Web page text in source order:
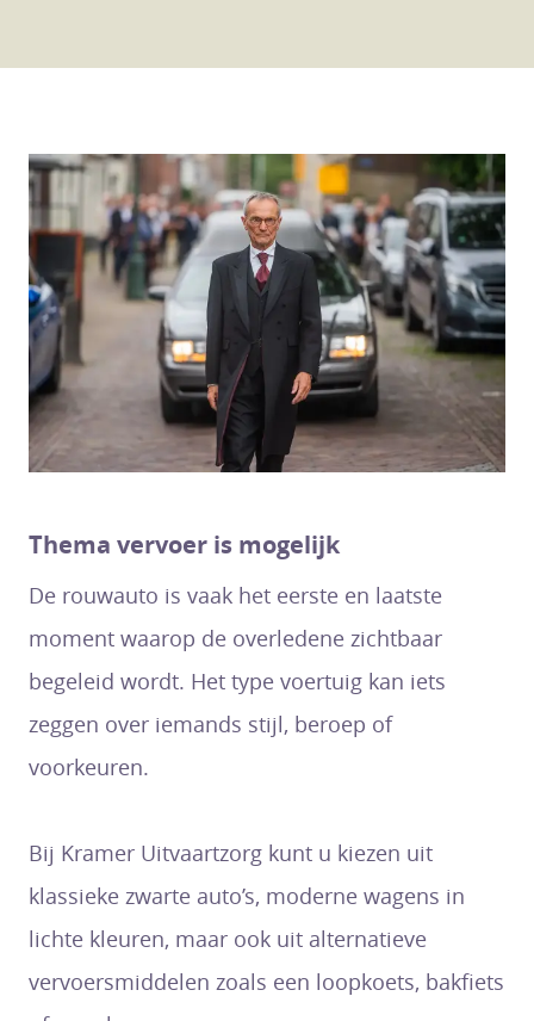
Thema vervoer is mogelijk
De rouwauto is vaak het eerste en laatste
moment waarop de overledene zichtbaar
begeleid wordt. Het type voertuig kan iets
zeggen over iemands stijl, beroep of
voorkeuren.
Bij Kramer Uitvaartzorg kunt u kiezen uit
klassieke zwarte auto’s, moderne wagens in
lichte kleuren, maar ook uit alternatieve
vervoersmiddelen zoals een loopkoets, bakfiets